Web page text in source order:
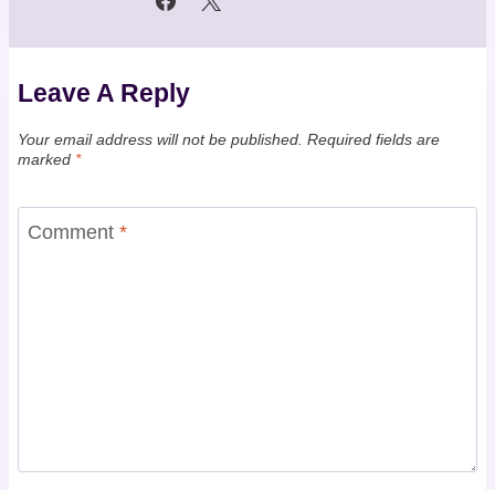
Leave A Reply
Your email address will not be published. Required fields are
marked *
Comment *